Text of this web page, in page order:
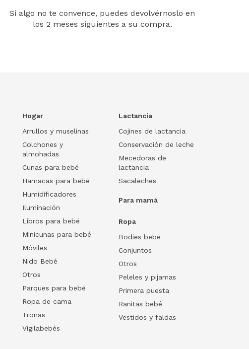
Si algo no te convence, puedes devolvérnoslo en
los 2 meses siguientes a su compra.
Hogar
Arrullos y muselinas
Colchones y
almohadas
Cunas para bebé
Hamacas para bebé
Humidificadores
Iluminación
Libros para bebé
Minicunas para bebé
Móviles
Nido Bebé
Otros
Parques para bebé
Ropa de cama
Tronas
Vigilabebés
Lactancia
Cojines de lactancia
Conservación de leche
Mecedoras de
lactancia
Sacaleches
Para mamá
Ropa
Bodies bebé
Conjuntos
Otros
Peleles y pijamas
Primera puesta
Ranitas bebé
Vestidos y faldas